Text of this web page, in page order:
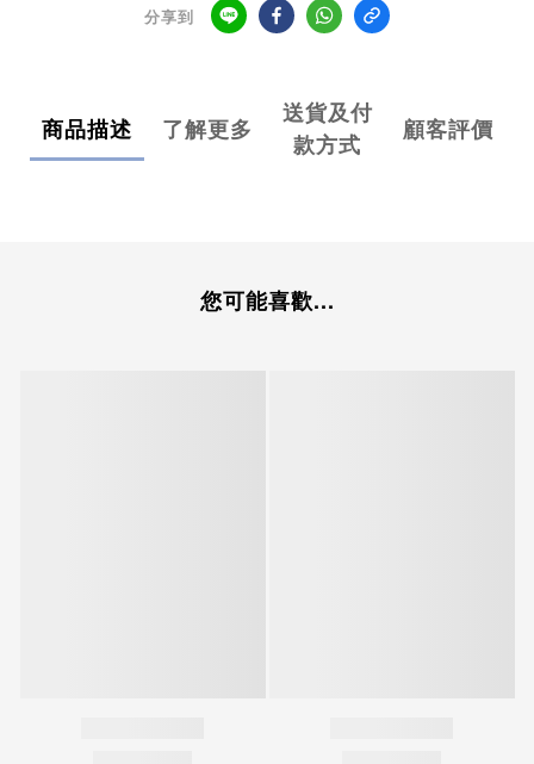
分享到
商品描述 了解更多
送貨及付
款方式
顧客評價
您可能喜歡...